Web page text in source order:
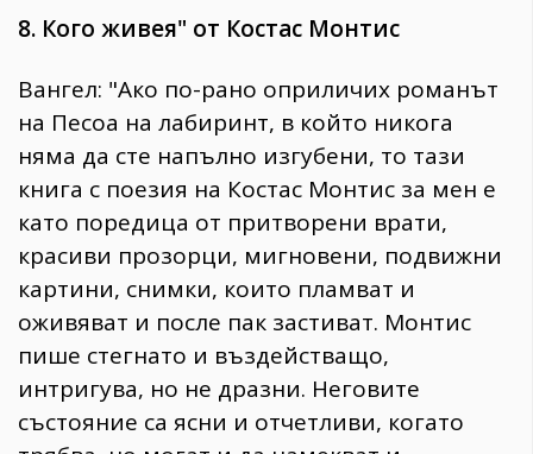
8. Кого живея" от Костас Монтис
Вангел: "Ако по-рано оприличих романът
на Песоа на лабиринт, в който никога
няма да сте напълно изгубени, то тази
книга с поезия на Костас Монтис за мен е
като поредица от притворени врати,
красиви прозорци, мигновени, подвижни
картини, снимки, които пламват и
оживяват и после пак застиват. Монтис
пише стегнато и въздействащо,
интригува, но не дразни. Неговите
състояние са ясни и отчетливи, когато